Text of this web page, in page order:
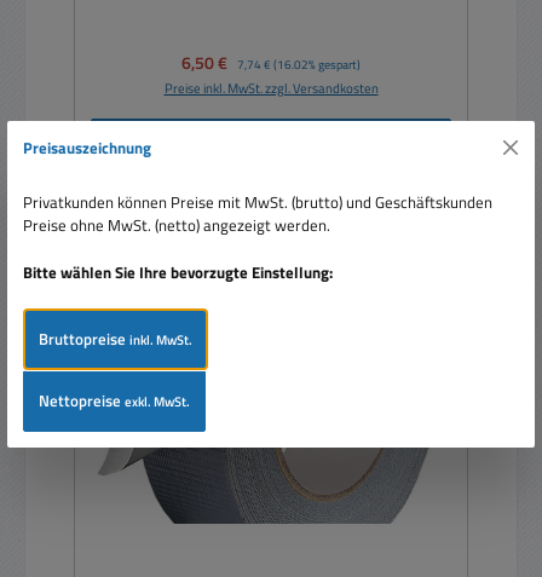
Verkaufspreis:
6,50 € Regulärer Preis:
7,74 € (16.02% gespart)
Preise inkl. MwSt. zzgl. Versandkosten
Preisauszeichnung
Privatkunden können Preise mit MwSt. (brutto) und Geschäftskunden
Preise ohne MwSt. (netto) angezeigt werden.
Bitte wählen Sie Ihre bevorzugte Einstellung:
Bruttopreiseinkl. MwSt.
Nettopreiseexkl. MwSt.